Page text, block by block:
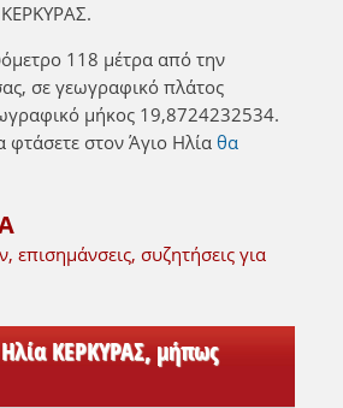
118 μέτρα από την
σε γεωγραφικό πλάτος
μήκος 19,8724232534.
φτάσετε στον Άγιο Ηλία θα
συζητήσεις για
Ηλία ΚΕΡΚΥΡΑΣ, μήπως